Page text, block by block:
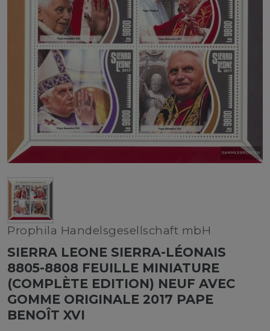
Prophila Handelsgesellschaft mbH
SIERRA LEONE SIERRA-LÉONAIS
8805-8808 FEUILLE MINIATURE
(COMPLÈTE EDITION) NEUF AVEC
GOMME ORIGINALE 2017 PAPE
BENOÎT XVI